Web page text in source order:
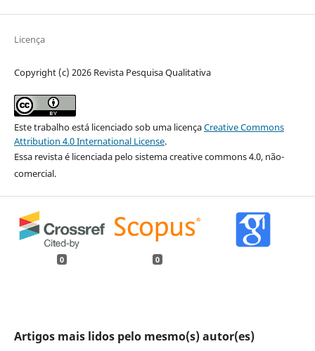
Licença
Copyright (c) 2026 Revista Pesquisa Qualitativa
Este trabalho está licenciado sob uma licençaCreative Commons
Attribution 4.0 International License.
Essa revista é licenciada pelo sistema creative commons 4.0, não-
comercial.
0 0
Artigos mais lidos pelo mesmo(s) autor(es)